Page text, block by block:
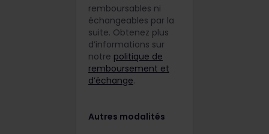
remboursables ni
échangeables par la
suite. Obtenez plus
d’informations sur
notre politique de
remboursement et
d’échange.
Autres modalités